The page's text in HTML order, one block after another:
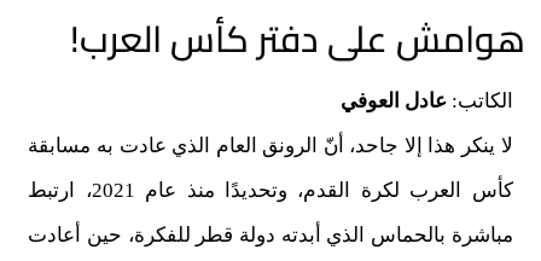
هوامش على دفتر كأس العرب!
الكاتب: عادل العوفي
لا ينكر هذا إلا جاحد، أنّ الرونق العام الذي عادت به مسابقة
كأس العرب لكرة القدم، وتحديدًا منذ عام 2021، ارتبط
مباشرة بالحماس الذي أبدته دولة قطر للفكرة، حين أعادت